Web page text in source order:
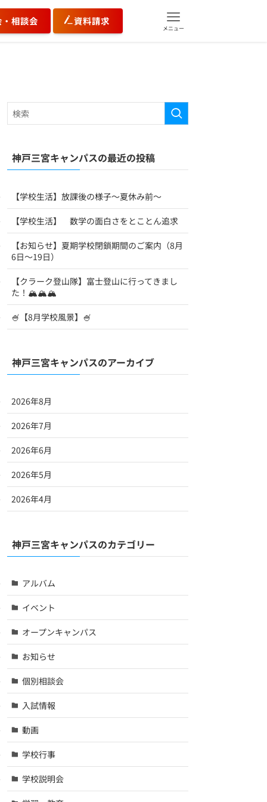
相談会 資料請求
メニュー
神戸三宮キャンパスの最近の投稿
【学校生活】放課後の様子～夏休み前～
【学校生活】 数学の面白さをとことん追求
【お知らせ】夏期学校閉鎖期間のご案内（8月
6日～19日）
【クラーク登山隊】富士登山に行ってきまし
た！🏔️🏔️🏔️
🍧【8月学校風景】🍧
神戸三宮キャンパスのアーカイブ
2026年8月
2026年7月
2026年6月
2026年5月
2026年4月
神戸三宮キャンパスのカテゴリー
アルバム
イベント
オープンキャンパス
お知らせ
個別相談会
入試情報
動画
学校行事
学校説明会